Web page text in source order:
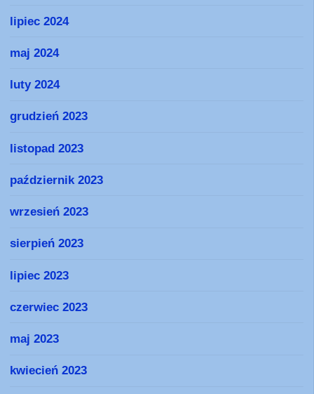
lipiec 2024
maj 2024
luty 2024
grudzień 2023
listopad 2023
październik 2023
wrzesień 2023
sierpień 2023
lipiec 2023
czerwiec 2023
maj 2023
kwiecień 2023